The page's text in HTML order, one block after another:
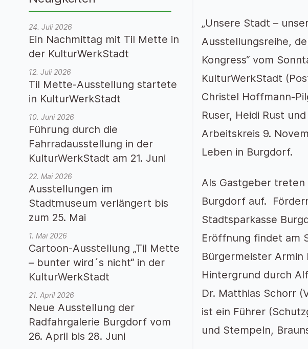
„Unsere Stadt –
Ausstellungsreihe,
Kongress“ vom
KulturWerkStadt
Christel Hoffmann-
Ruser, Heidi Rust
Arbeitskreis 9.
Leben in Burgdorf.
Als Gastgeber treten
Burgdorf auf.
Stadtsparkasse
Eröffnung findet am
Bürgermeister Armin
Hintergrund durch
Dr. Matthias Schorr
ist ein Führer
und Stempeln,
24. Juli 2026
Ein Nachmittag mit Til Mette in
der KulturWerkStadt
12. Juli 2026
Til Mette-Ausstellung startete
in KulturWerkStadt
10. Juni 2026
Führung durch die
Fahrradausstellung in der
KulturWerkStadt am 21. Juni
22. Mai 2026
Ausstellungen im
Stadtmuseum verlängert bis
zum 25. Mai
1. Mai 2026
Cartoon-Ausstellung „Til Mette
– bunter wird´s nicht“ in der
KulturWerkStadt
21. April 2026
Neue Ausstellung der
Radfahrgalerie Burgdorf vom
26. April bis 28. Juni